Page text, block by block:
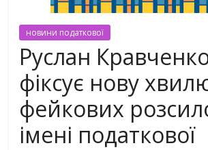
новини податкової
Руслан
фіксує нову
фейкових
імені податкової